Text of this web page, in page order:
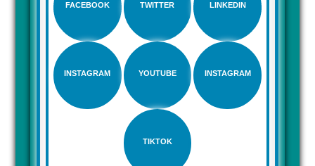
FACEBOOK TWITTER LINKEDIN
INSTAGRAM YOUTUBE INSTAGRAM
TIKTOK